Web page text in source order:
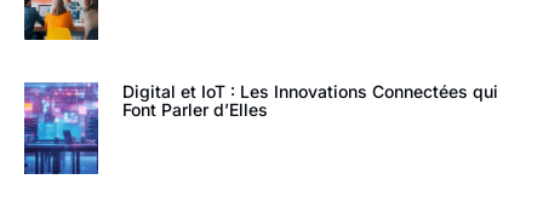
Digital et IoT : Les Innovations Connectées qui
Font Parler d’Elles